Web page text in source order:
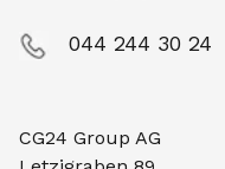
044 244 30 24
CG24 Group AG